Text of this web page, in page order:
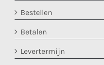
Bestellen
Betalen
Levertermijn